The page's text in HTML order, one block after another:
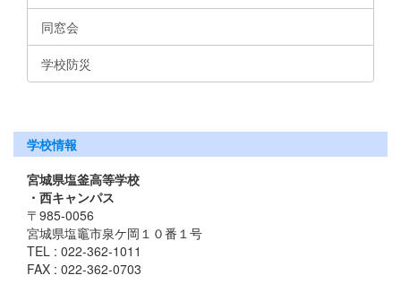
同窓会
学校防災
学校情報
宮城県塩釜高等学校
・西キャンパス
〒985-0056
宮城県塩竈市泉ケ岡１０番１号
TEL : 022-362-1011
FAX : 022-362-0703